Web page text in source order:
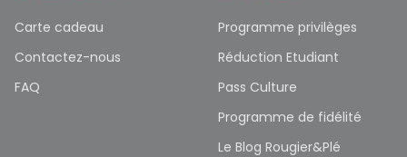
Carte cadeau
Contactez-nous
FAQ
Programme privilèges
Réduction Etudiant
Pass Culture
Programme de fidélité
Le Blog Rougier&Plé